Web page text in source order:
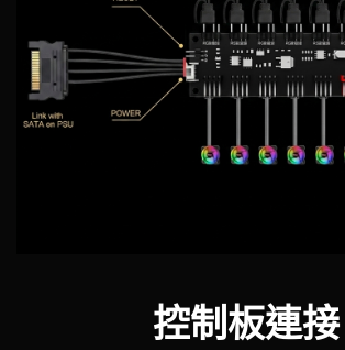
控制板連接